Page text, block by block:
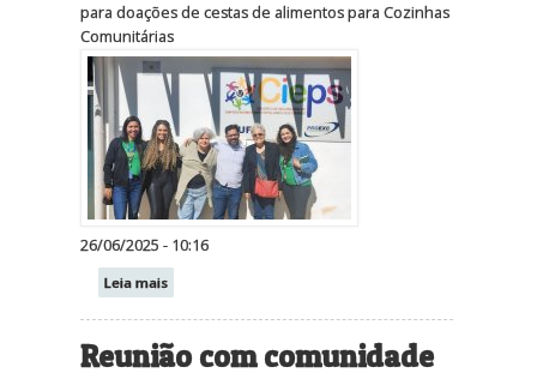
para doações de cestas de alimentos para Cozinhas
Comunitárias
26/06/2025 - 10:16
Leia mais
Reunião com comunidade